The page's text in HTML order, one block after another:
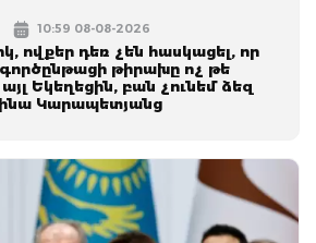
10:59 08-08-2026
ովքեր դեռ չեն հասկացել, որ
թիրախը ոչ թե
Եկեղեցին, բան չունեմ ձեզ
Կարապետյանց